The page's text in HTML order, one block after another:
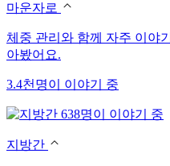
마운자로
체중 관리와 함께 자주 이야
아봤어요.
3.4천명이 이야기 중
638명이 이야기 중
지방간